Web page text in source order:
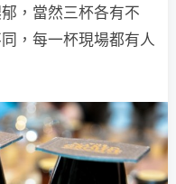
，當然三杯各有不
，每一杯現場都有人